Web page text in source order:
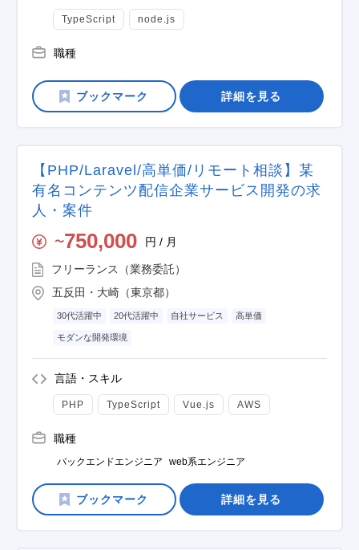
TypeScript node.js
職種
詳細を見る
【PHP/Laravel/高単価/リモート相談】某
有名コンテンツ配信企業サービス開発の求
人・案件
〜750,000 円 / 月
フリーランス（業務委託）
五反田・大崎（東京都）
30代活躍中 20代活躍中 自社サービス 高単価
モダンな開発環境
言語・スキル
PHP TypeScript Vue.js AWS
職種
バックエンドエンジニア web系エンジニア
詳細を見る